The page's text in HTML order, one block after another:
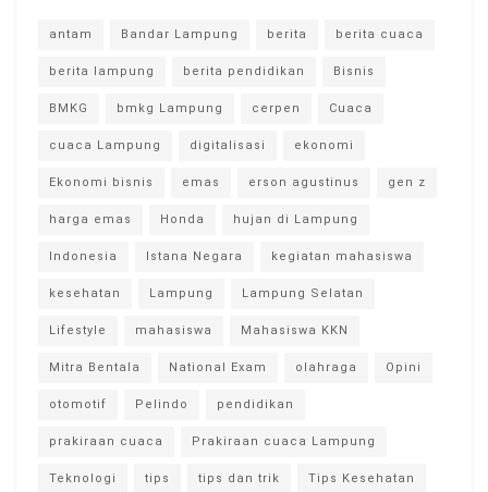
antam Bandar Lampung berita berita cuaca
berita lampung berita pendidikan Bisnis
BMKG bmkg Lampung cerpen Cuaca
cuaca Lampung digitalisasi ekonomi
Ekonomi bisnis emas erson agustinus gen z
harga emas Honda hujan di Lampung
Indonesia Istana Negara kegiatan mahasiswa
kesehatan Lampung Lampung Selatan
Lifestyle mahasiswa Mahasiswa KKN
Mitra Bentala National Exam olahraga Opini
otomotif Pelindo pendidikan
prakiraan cuaca Prakiraan cuaca Lampung
Teknologi tips tips dan trik Tips Kesehatan